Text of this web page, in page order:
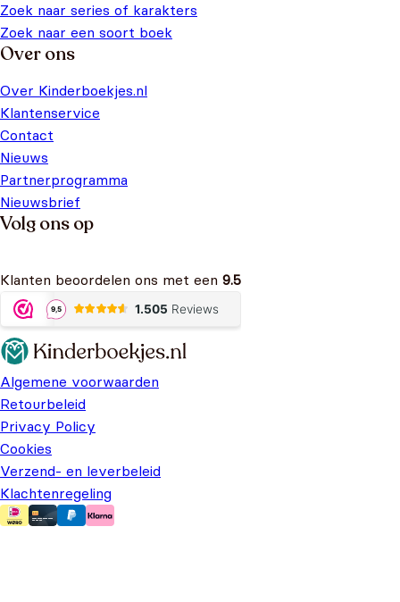
Zoek naar series of karakters
Zoek naar een soort boek
Over ons
Over Kinderboekjes.nl
Klantenservice
Contact
Nieuws
Partnerprogramma
Nieuwsbrief
Volg ons op
Klanten beoordelen ons met een 9.5
Algemene voorwaarden
Retourbeleid
Privacy Policy
Cookies
Verzend- en leverbeleid
Klachtenregeling